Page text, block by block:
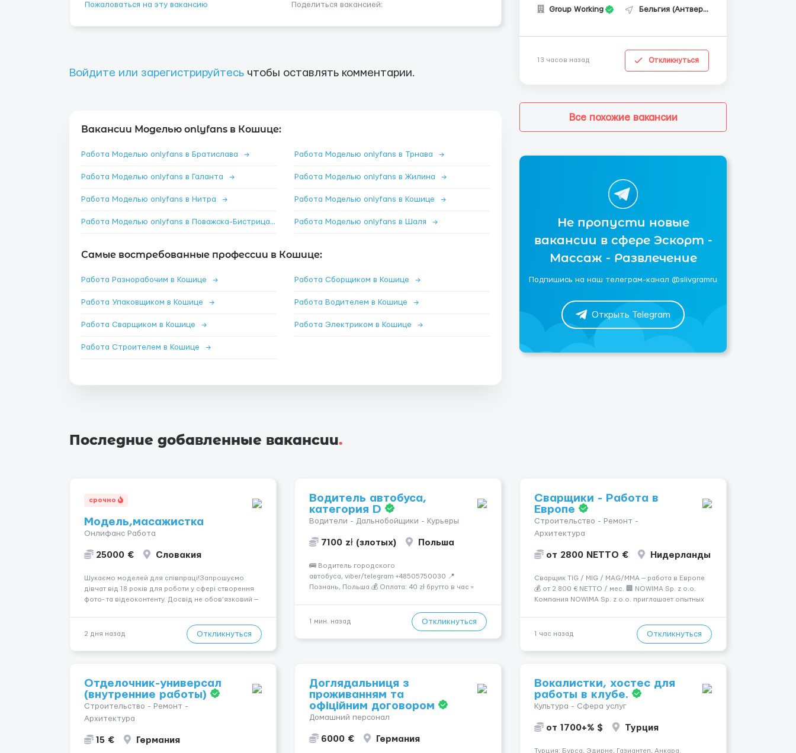
Пожаловаться на эту вакансию Поделиться вакансией:
Войдите или зарегистрируйтесь чтобы оставлять комментарии.
Вакансии Моделью onlyfans в Кошице:
Работа Моделью onlyfans в Братислава → Работа Моделью onlyfans в Трнава →
Работа Моделью onlyfans в Галанта → Работа Моделью onlyfans в Жилина →
Работа Моделью onlyfans в Нитра → Работа Моделью onlyfans в Кошице →
Работа Моделью onlyfans в Поважска-Бистрица Работа Моделью onlyfans в Шаля →
Самые востребованные профессии в Кошице:
Работа Разнорабочим в Кошице → Работа Сборщиком в Кошице →
Работа Упаковщиком в Кошице → Работа Водителем в Кошице →
Работа Сварщиком в Кошице → Работа Электриком в Кошице →
Работа Строителем в Кошице →
Group Working Бельгия (Антверпен)
13 часов назад Откликнуться
Все похожие вакансии
Не пропусти новые
вакансии в сфере Эскорт -
Массаж - Развлечение
Подпишись на наш телеграм-канал @slivgramru
Открыть Telegram
Последние добавленные вакансии.
срочно
Модель,масажистка
Онлифанс Работа
25000 € Словакия
Шукаємо моделей для співпраці!Запрошуємо
дівчат від 18 років для роботи у сфері створення
фото- та відеоконтенту. Досвід не обов’язковий —
конфіденційність і професійну підтримку.
Працюємо офіційно, поважаємо особ...
2 дня назад Откликнуться
Водитель автобуса,
категория D
Водители - Дальнобойщики - Курьеры
7100 zł (злотых) Польша
🚌 Водитель городского
автобуса, viber/telegram +48505750030 📍
Познань, Польша 💰 Оплата: 40 zł брутто в час =
- 450 zł/месяц или +1 zł к ставке для тех, кто
1 мин. назад Откликнуться
Сварщики - Работа в
Европе
Строительство - Ремонт -
Архитектура
от 2800 NETTO € Нидерланды
Сварщик TIG / MIG / MAG/MMA — работа в Европе
💰 от 2 800 € NETTO / мес. 🏢 NOWIMA Sp. z o.o.
Компания NOWIMA Sp. z o.o. приглашает опытных
Нидерланды, Италия, Швеция, Франция. Мы
1 час назад Откликнуться
Отделочник-универсал
(внутренние работы)
Строительство - Ремонт -
Архитектура
15 € Германия
Доглядальниця з
проживанням та
офіційним договором
Домашний персонал
6000 € Германия
Вокалистки, хостес для
работы в клубе.
Культура - Сфера услуг
от 1700+% $ Турция
Турция: Бурса, Эдирне, Газиантеп, Анкара.